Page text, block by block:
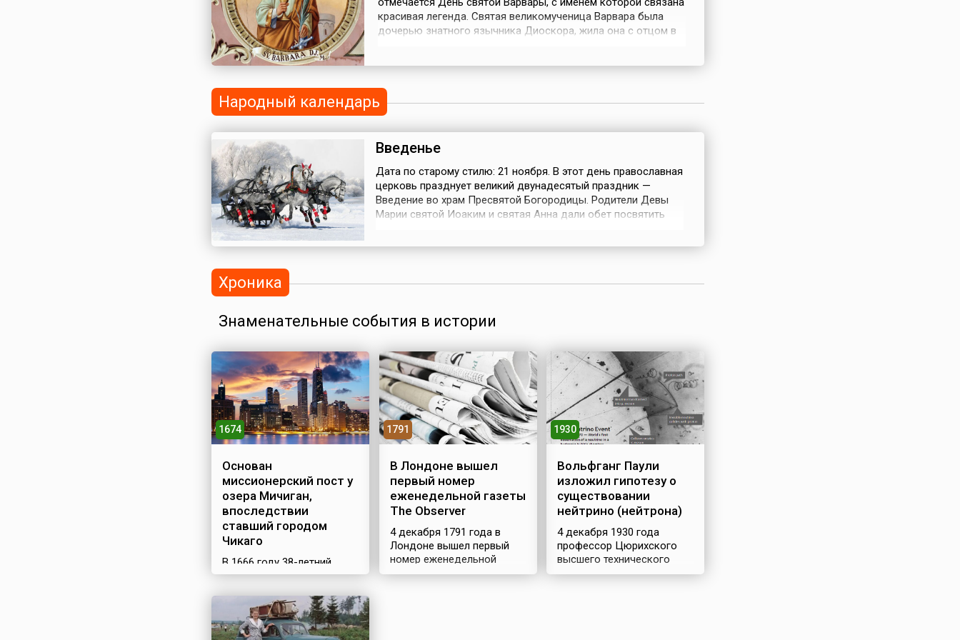
красивая легенда. Святая великомученица Варвара была
дочерью знатного язычника Диоскора, жила она с отцом в
Когда Диоскор уз...
Народный календарь
Введенье
Дата по старому стилю: 21 ноября. В этот день православная
церковь празднует великий двунадесятый праздник —
Введение во храм Пресвятой Богородицы. Родители Девы
Марии святой Иоаким и святая Анна дали обет посвятить
Хроника
Знаменательные события в истории
1674
Основан
миссионерский пост у
озера Мичиган,
впоследствии
ставший городом
Чикаго
В 1666 году 38-летний
иезуит Жак Маркетт
французские
североамериканские
владения обращать к
1791
В Лондоне вышел
первый номер
еженедельной газеты
The Observer
4 декабря 1791 года в
Лондоне вышел первый
номер еженедельной
воскресной газеты The
1930
Вольфганг Паули
изложил гипотезу о
существовании
нейтрино (нейтрона)
4 декабря 1930 года
профессор Цюрихского
высшего технического
училища Вольфганг Паули